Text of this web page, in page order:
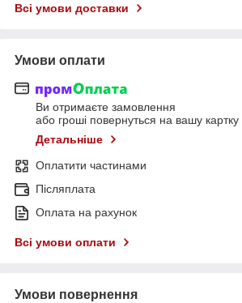
Всі умови доставки
Умови оплати
Ви отримаєте замовлення
або гроші повернуться на вашу картку
Детальніше
Оплатити частинами
Післяплата
Оплата на рахунок
Всі умови оплати
Умови повернення